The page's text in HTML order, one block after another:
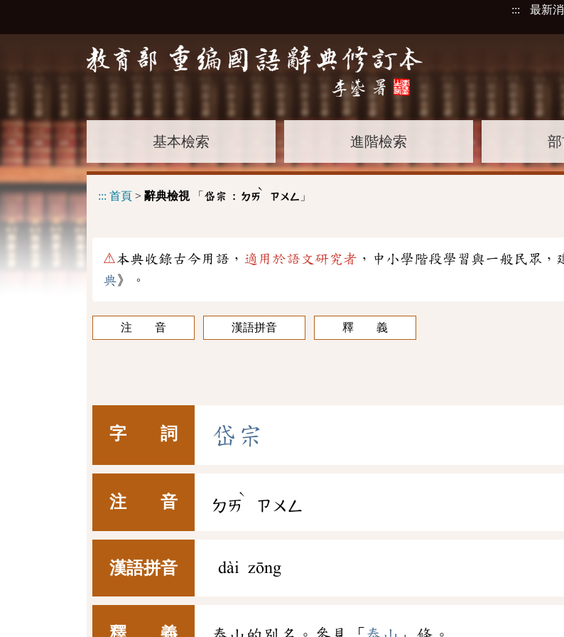
::: 最新
基本檢索 進階檢索 部
::: 首頁 > 辭典檢視「 岱宗 : ㄉㄞ
ˋ
ㄗㄨㄥ 」
⚠本典收錄古今用語， 適用於語文研究者 ，中小學階段學習與一般民眾，
典》。
注 音 漢語拼音 釋 義
字 詞 岱 宗
注 音 ㄉㄞ
ˋ
ㄗㄨㄥ
漢語拼音 dài zōng